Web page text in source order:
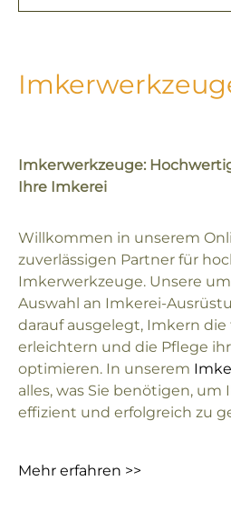
Imkerwerkzeuge:
Ihre Imkerei
Willkommen in unserem
zuverlässigen Partner für
Imkerwerkzeuge. Unsere
Auswahl an Imkerei-
darauf ausgelegt, Imkern
erleichtern und die Pflege
optimieren. In unserem
alles, was Sie benötigen, um
effizient und erfolgreich zu
Mehr erfahren >>